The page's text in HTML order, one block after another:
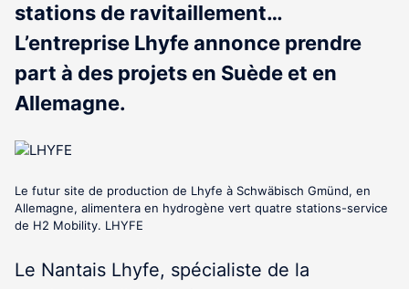
stations de ravitaillement…
L’entreprise Lhyfe annonce prendre
part à des projets en Suède et en
Allemagne.
Le futur site de production de Lhyfe à Schwäbisch Gmünd, en
Allemagne, alimentera en hydrogène vert quatre stations-service
de H2 Mobility. LHYFE
Le Nantais Lhyfe, spécialiste de la